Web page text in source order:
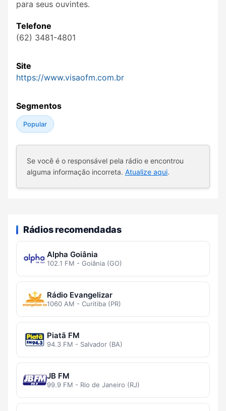
para seus ouvintes.
Telefone
(62) 3481-4801
Site
https://www.visaofm.com.br
Segmentos
Popular
Se você é o responsável pela rádio e encontrou
alguma informação incorreta. Atualize aqui.
Rádios recomendadas
Alpha Goiânia
102.1 FM - Goiânia (GO)
Rádio Evangelizar
1060 AM - Curitiba (PR)
Piatã FM
94.3 FM - Salvador (BA)
JB FM
99.9 FM - Rio de Janeiro (RJ)